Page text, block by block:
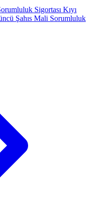
Sigortası Kıyı
Şahıs Mali Sorumluluk